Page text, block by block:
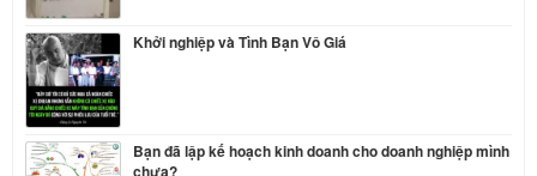
Khởi nghiệp và Tình Bạn Vô Giá
Bạn đã lập kế hoạch kinh doanh cho doanh nghiệp mình
chưa?